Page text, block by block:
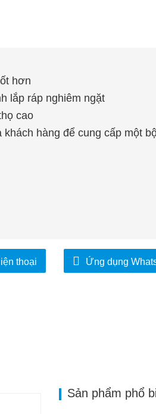
hơn
lắp ráp nghiêm ngặt
cao
hàng để cung cấp một
thoại Ứng dụng
Sản phẩm phổ